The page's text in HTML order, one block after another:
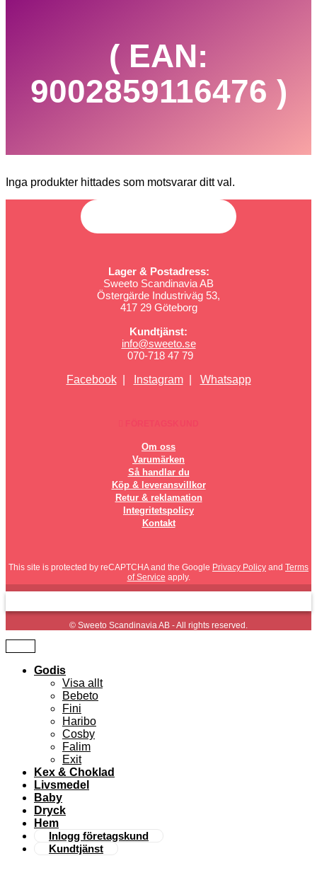
( EAN:
9002859116476 )
Inga produkter hittades som motsvarar ditt val.
Lager & Postadress:
Sweeto Scandinavia AB
Östergärde Industriväg 53,
417 29 Göteborg
Kundtjänst:
info@sweeto.se
070-718 47 79
Facebook| Instagram| Whatsapp
Om oss
Varumärken
Så handlar du
Köp & leveransvillkor
Retur & reklamation
Integritetspolicy
Kontakt
This site is protected by reCAPTCHA and the Google Privacy Policy and Terms
of Service apply.
© Sweeto Scandinavia AB - All rights reserved.
Godis
Visa allt
Bebeto
Fini
Haribo
Cosby
Falim
Exit
Kex & Choklad
Livsmedel
Baby
Dryck
Hem
Inlogg företagskund
Kundtjänst